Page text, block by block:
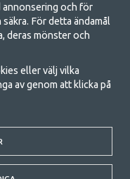
för camping
ett sätt att samla familjen
kategori du tillhör hittar du
bra priser på familjetält,
och friluftsliv. Vårt
campingutrustningen
kontakt med oss om det
annonsering och för
För detta ändamål
deras mönster och
eller välj vilka
av genom att klicka på